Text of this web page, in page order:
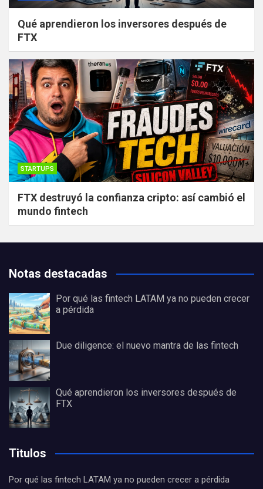
Qué aprendieron los inversores después de
FTX
STARTUPS
FTX destruyó la confianza cripto: así cambió el
mundo fintech
Notas destacadas
Por qué las fintech LATAM ya no pueden crecer
a pérdida
Due diligence: el nuevo mantra de las fintech
Qué aprendieron los inversores después de
FTX
Titulos
Por qué las fintech LATAM ya no pueden crecer a pérdida